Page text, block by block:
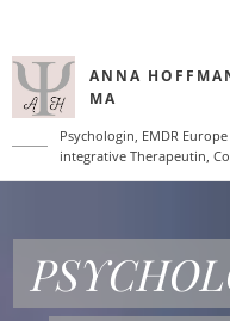
ANNA
MA
Psychologin, EMDR
integrative Therapeutin,